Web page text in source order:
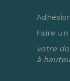
Faire
votre
à